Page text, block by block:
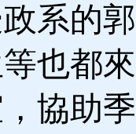
系的
也都
協助